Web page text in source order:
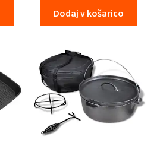
Dodaj v košarico